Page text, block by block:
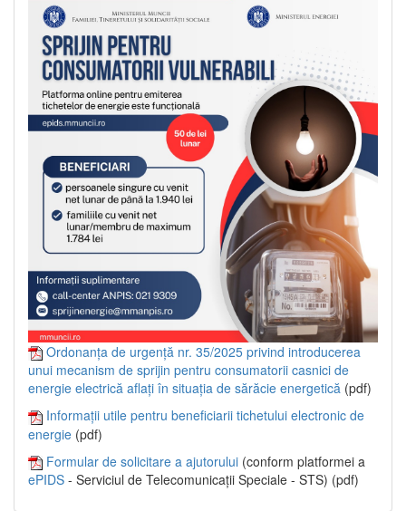
Ordonanța de urgență nr. 35/2025 privind introducerea
unui mecanism de sprijin pentru consumatorii casnici de
energie electrică aflați în situația de sărăcie energetică (pdf)
Informații utile pentru beneficiarii tichetului electronic de
energie (pdf)
Formular de solicitare a ajutorului (conform platformei a
ePIDS - Serviciul de Telecomunicații Speciale - STS) (pdf)